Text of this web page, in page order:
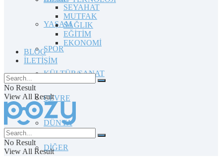
YAŞAM
SPOR
KÜLTÜR/SANAT
ÇEVRE
DÜNYA
DİĞER
SEYAHAT
MUTFAK
SAĞLIK
EĞİTİM
EKONOMİ
BLOG
İLETİŞİM
No Result
View All Result
No Result
View All Result